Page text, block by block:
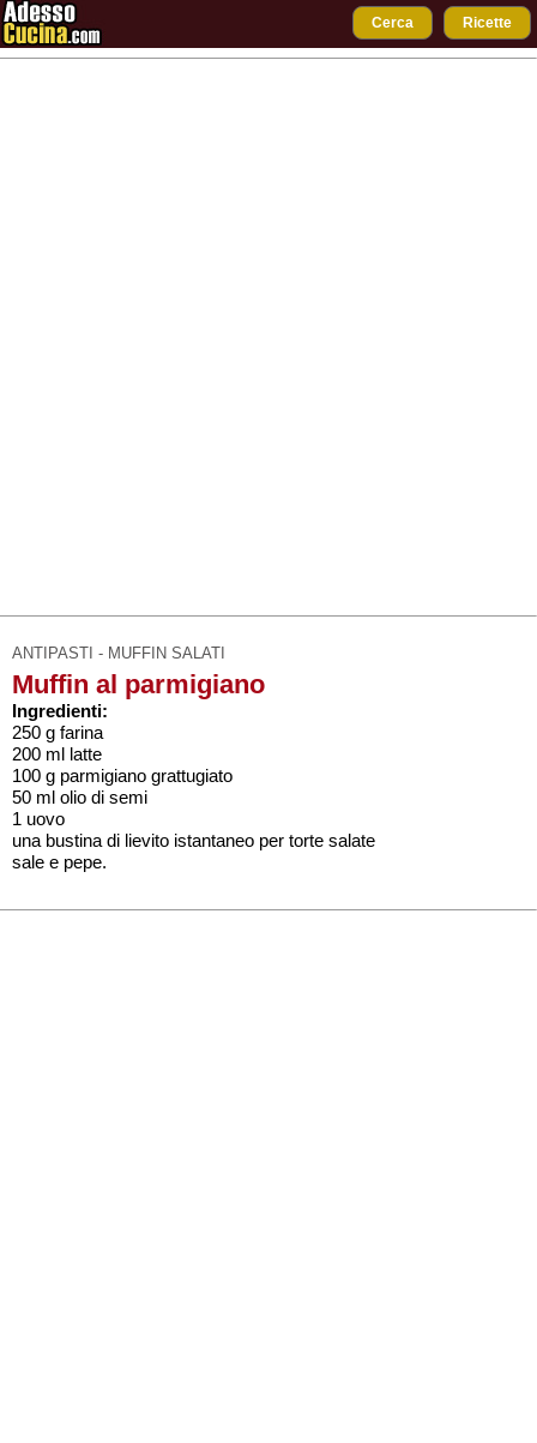
Cerca Ricette
ANTIPASTI - MUFFIN SALATI
Muffin al parmigiano
Ingredienti:
250 g farina
200 ml latte
100 g parmigiano grattugiato
50 ml olio di semi
1 uovo
una bustina di lievito istantaneo per torte salate
sale e pepe.